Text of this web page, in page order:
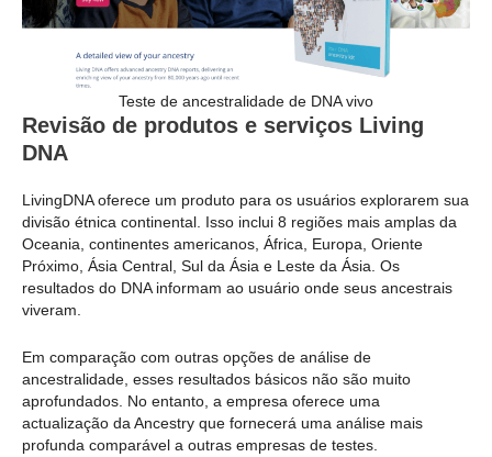
Teste de ancestralidade de DNA vivo
Revisão de produtos e serviços Living
DNA
LivingDNA oferece um produto para os usuários explorarem sua
divisão étnica continental. Isso inclui 8 regiões mais amplas da
Oceania, continentes americanos, África, Europa, Oriente
Próximo, Ásia Central, Sul da Ásia e Leste da Ásia. Os
resultados do DNA informam ao usuário onde seus ancestrais
viveram.
Em comparação com outras opções de análise de
ancestralidade, esses resultados básicos não são muito
aprofundados. No entanto, a empresa oferece uma
actualização da Ancestry que fornecerá uma análise mais
profunda comparável a outras empresas de testes.